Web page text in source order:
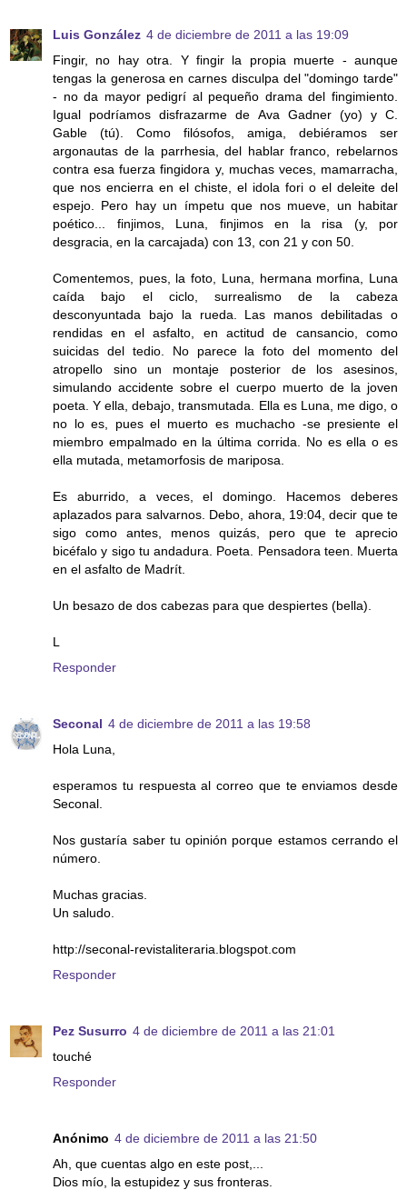
Luis González 4 de diciembre de 2011 a las 19:09
Fingir, no hay otra. Y fingir la propia muerte - aunque
tengas la generosa en carnes disculpa del "domingo tarde"
- no da mayor pedigrí al pequeño drama del fingimiento.
Igual podríamos disfrazarme de Ava Gadner (yo) y C.
Gable (tú). Como filósofos, amiga, debiéramos ser
argonautas de la parrhesia, del hablar franco, rebelarnos
contra esa fuerza fingidora y, muchas veces, mamarracha,
que nos encierra en el chiste, el idola fori o el deleite del
espejo. Pero hay un ímpetu que nos mueve, un habitar
poético... finjimos, Luna, finjimos en la risa (y, por
desgracia, en la carcajada) con 13, con 21 y con 50.
Comentemos, pues, la foto, Luna, hermana morfina, Luna
caída bajo el ciclo, surrealismo de la cabeza
desconyuntada bajo la rueda. Las manos debilitadas o
rendidas en el asfalto, en actitud de cansancio, como
suicidas del tedio. No parece la foto del momento del
atropello sino un montaje posterior de los asesinos,
simulando accidente sobre el cuerpo muerto de la joven
poeta. Y ella, debajo, transmutada. Ella es Luna, me digo, o
no lo es, pues el muerto es muchacho -se presiente el
miembro empalmado en la última corrida. No es ella o es
ella mutada, metamorfosis de mariposa.
Es aburrido, a veces, el domingo. Hacemos deberes
aplazados para salvarnos. Debo, ahora, 19:04, decir que te
sigo como antes, menos quizás, pero que te aprecio
bicéfalo y sigo tu andadura. Poeta. Pensadora teen. Muerta
en el asfalto de Madrít.
Un besazo de dos cabezas para que despiertes (bella).
L
Responder
Seconal 4 de diciembre de 2011 a las 19:58
Hola Luna,
esperamos tu respuesta al correo que te enviamos desde
Seconal.
Nos gustaría saber tu opinión porque estamos cerrando el
número.
Muchas gracias.
Un saludo.
http://seconal-revistaliteraria.blogspot.com
Responder
Pez Susurro 4 de diciembre de 2011 a las 21:01
touché
Responder
Anónimo 4 de diciembre de 2011 a las 21:50
Ah, que cuentas algo en este post,...
Dios mío, la estupidez y sus fronteras.